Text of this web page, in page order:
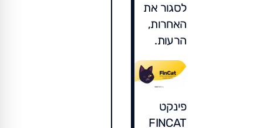
לסגור את
האחרות,
הרעות.
פינקט
FINCAT